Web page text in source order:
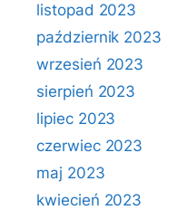
listopad 2023
październik 2023
wrzesień 2023
sierpień 2023
lipiec 2023
czerwiec 2023
maj 2023
kwiecień 2023